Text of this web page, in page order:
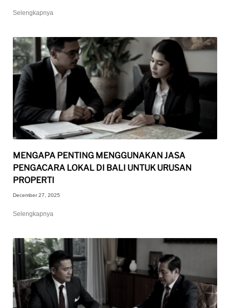
Selengkapnya
MENGAPA PENTING MENGGUNAKAN JASA
PENGACARA LOKAL DI BALI UNTUK URUSAN
PROPERTI
December 27, 2025
Selengkapnya